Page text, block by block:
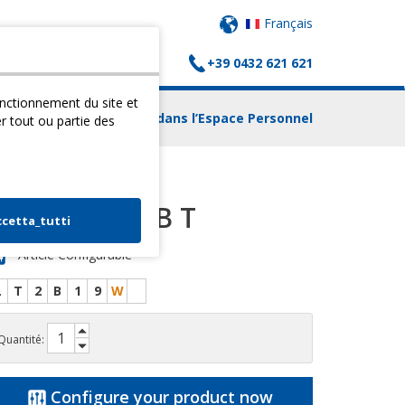
Français
+39 0432 621 621
Login dans l’Espace Personnel
TABLE 2B T
Article Configurable
T 2 B 1 9 W
Configure your product now
du site et
tout ou partie des